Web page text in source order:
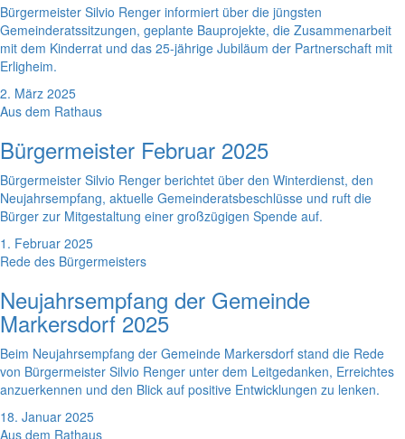
Bürgermeister Silvio Renger informiert über die jüngsten
Gemeinderatssitzungen, geplante Bauprojekte, die Zusammenarbeit
mit dem Kinderrat und das 25-jährige Jubiläum der Partnerschaft mit
Erligheim.
2. März 2025
Aus dem Rathaus
Bürgermeister Februar 2025
Bürgermeister Silvio Renger berichtet über den Winterdienst, den
Neujahrsempfang, aktuelle Gemeinderatsbeschlüsse und ruft die
Bürger zur Mitgestaltung einer großzügigen Spende auf.
1. Februar 2025
Rede des Bürgermeisters
Neujahrsempfang der Gemeinde
Markersdorf 2025
Beim Neujahrsempfang der Gemeinde Markersdorf stand die Rede
von Bürgermeister Silvio Renger unter dem Leitgedanken, Erreichtes
anzuerkennen und den Blick auf positive Entwicklungen zu lenken.
18. Januar 2025
Aus dem Rathaus